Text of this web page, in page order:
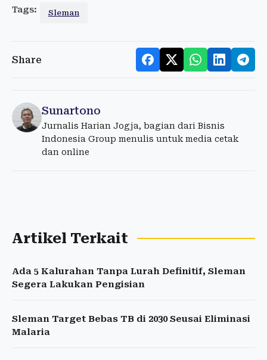
Tags: Sleman
Share
Sunartono
Jurnalis Harian Jogja, bagian dari Bisnis
Indonesia Group menulis untuk media cetak
dan online
Artikel Terkait
Ada 5 Kalurahan Tanpa Lurah Definitif, Sleman
Segera Lakukan Pengisian
Sleman Target Bebas TB di 2030 Seusai Eliminasi
Malaria